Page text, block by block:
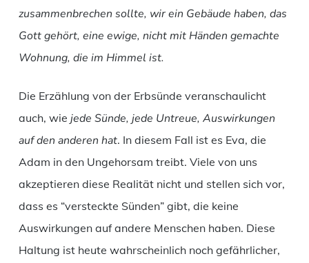
zusammenbrechen sollte, wir ein Gebäude haben, das
Gott gehört, eine ewige, nicht mit Händen gemachte
Wohnung, die im Himmel ist.
Die Erzählung von der Erbsünde veranschaulicht
auch, wie jede Sünde, jede Untreue, Auswirkungen
auf den anderen hat. In diesem Fall ist es Eva, die
Adam in den Ungehorsam treibt. Viele von uns
akzeptieren diese Realität nicht und stellen sich vor,
dass es “versteckte Sünden” gibt, die keine
Auswirkungen auf andere Menschen haben. Diese
Haltung ist heute wahrscheinlich noch gefährlicher,